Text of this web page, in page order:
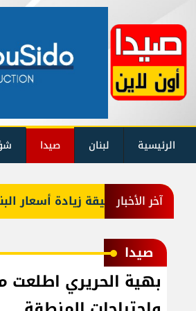
الرئيسية لبنان صيدا
آخر الأخبار
ما حقيقة زيادة أسعار البنزين؟
صيدا
بهية الحريري اطلعت